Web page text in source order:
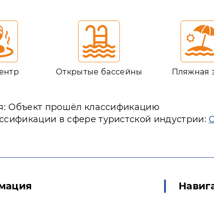
Открытые бассейны Пляжная
Объект прошёл классификацию
в сфере туристской индустрии: